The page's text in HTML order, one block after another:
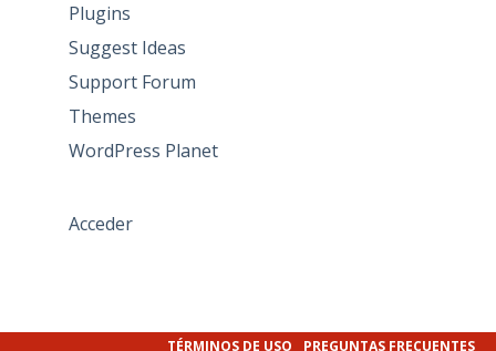
Plugins
Suggest Ideas
Support Forum
Themes
WordPress Planet
Acceder
TÉRMINOS DE USO PREGUNTAS FRECUENTES